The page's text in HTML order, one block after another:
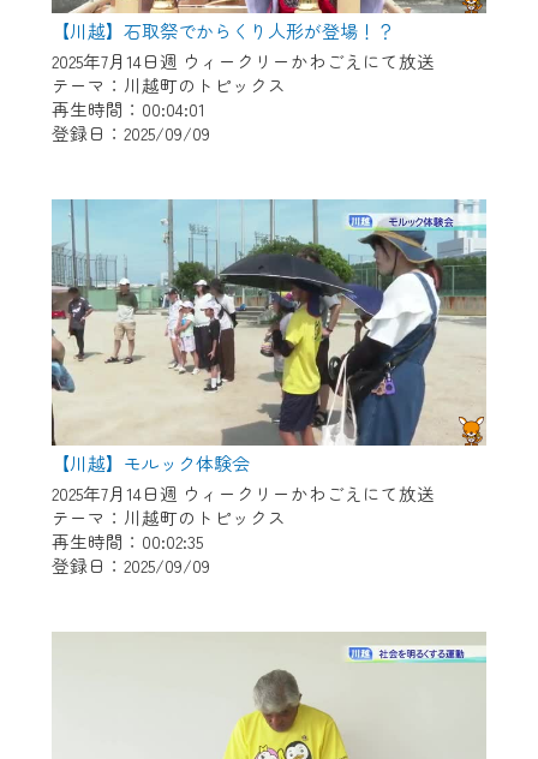
【川越】石取祭でからくり人形が登場！？
2025年7月14日週 ウィークリーかわごえにて放送
テーマ：川越町のトピックス
再生時間：00:04:01
登録日：2025/09/09
【川越】モルック体験会
2025年7月14日週 ウィークリーかわごえにて放送
テーマ：川越町のトピックス
再生時間：00:02:35
登録日：2025/09/09